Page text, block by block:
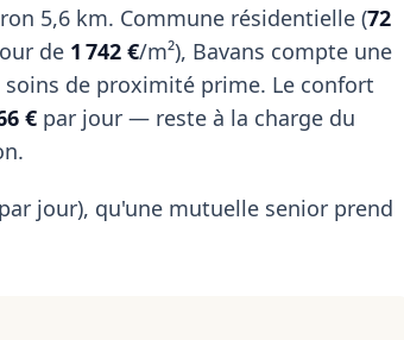
5,6 km. Commune résidentielle (72
de 1 742 €/m²), Bavans compte une
de proximité prime. Le confort
€ par jour — reste à la charge du
par jour), qu'une mutuelle senior prend